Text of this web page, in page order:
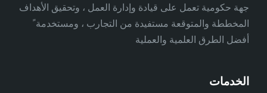
جهة حكومية تعمل على قيادة وإدارة العمل ، وتحقيق الأهداف
المخططة والمتوقعة مستفيدة من التجارب ، ومستخدمة ً
أفضل الطرق العلمية والعملية
الخدمات